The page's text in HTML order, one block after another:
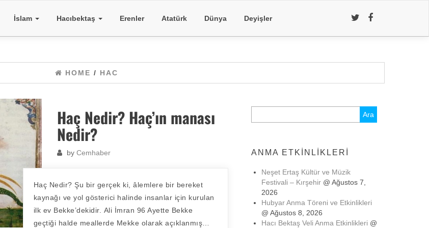
İslam Hacıbektaş Erenler Atatürk Dünya Deyişler
HOME / HAC
Haç Nedir? Haç’ın manası
Nedir?
by Cemhaber
Haç Nedir? Şu bir gerçek ki, âlemlere bir bereket
kaynağı ve yol gösterici halinde insanlar için kurulan
ilk ev Bekke’dekidir. Ali İmran 96 Ayette Bekke
geçtiği halde meallerde Mekke olarak açıklanmış…
ANMA ETKINLIKLERI
Neşet Ertaş Kültür ve Müzik
Festivali – Kırşehir@ Ağustos 7,
2026
Hubyar Anma Töreni ve Etkinlikleri
@ Ağustos 8, 2026
Hacı Bektaş Veli Anma Etkinlikleri @